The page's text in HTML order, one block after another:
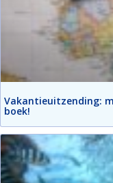
Vakantieuitzending:
boek!